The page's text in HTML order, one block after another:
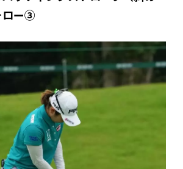
ロー③